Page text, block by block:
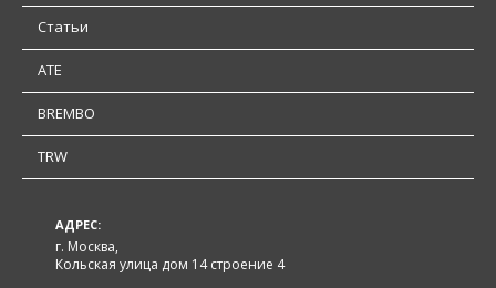
Статьи
ATE
BREMBO
TRW
АДРЕС:
г. Москва,
Кольская улица дом 14 строение 4